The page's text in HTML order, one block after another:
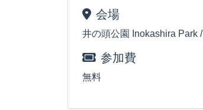
会場
井の頭公園 Inokashira Park /
参加費
無料